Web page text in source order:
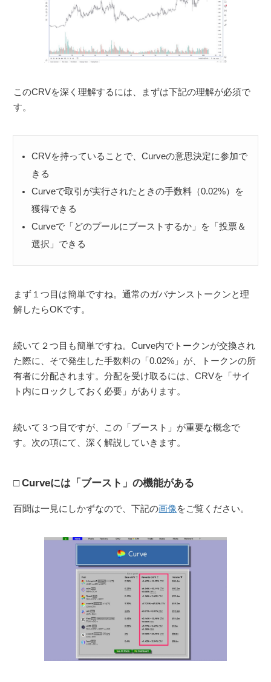
このCRVを深く理解するには、まずは下記の理解が必須で
す。
CRVを持っていることで、Curveの意思決定に参加で
きる
Curveで取引が実行されたときの手数料（0.02%）を
獲得できる
Curveで「どのプールにブーストするか」を「投票＆
選択」できる
まず１つ目は簡単ですね。通常のガバナンストークンと理
解したらOKです。
続いて２つ目も簡単ですね。Curve内でトークンが交換され
た際に、そで発生した手数料の「0.02%」が、トークンの所
有者に分配されます。分配を受け取るには、CRVを「サイ
ト内にロックしておく必要」があります。
続いて３つ目ですが、この「ブースト」が重要な概念で
す。次の項にて、深く解説していきます。
Curveには「ブースト」の機能がある
百聞は一見にしかずなので、下記の画像をご覧ください。